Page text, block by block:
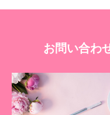
お問い合わ